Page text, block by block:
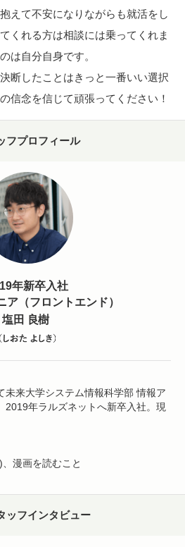
えて不安になりながらも就活をし
くれる方は相談には乗ってくれま
は自分自身です。
断したことはきっと一番いい選択
信念を信じて頑張ってください！
フプロフィール
年新卒入社
ア（フロントエンド）
未来大学システム情報科学部 情報ア
2019年ラルズネットへ新卒入社。現
漫画を読むこと
ッフインタビュー